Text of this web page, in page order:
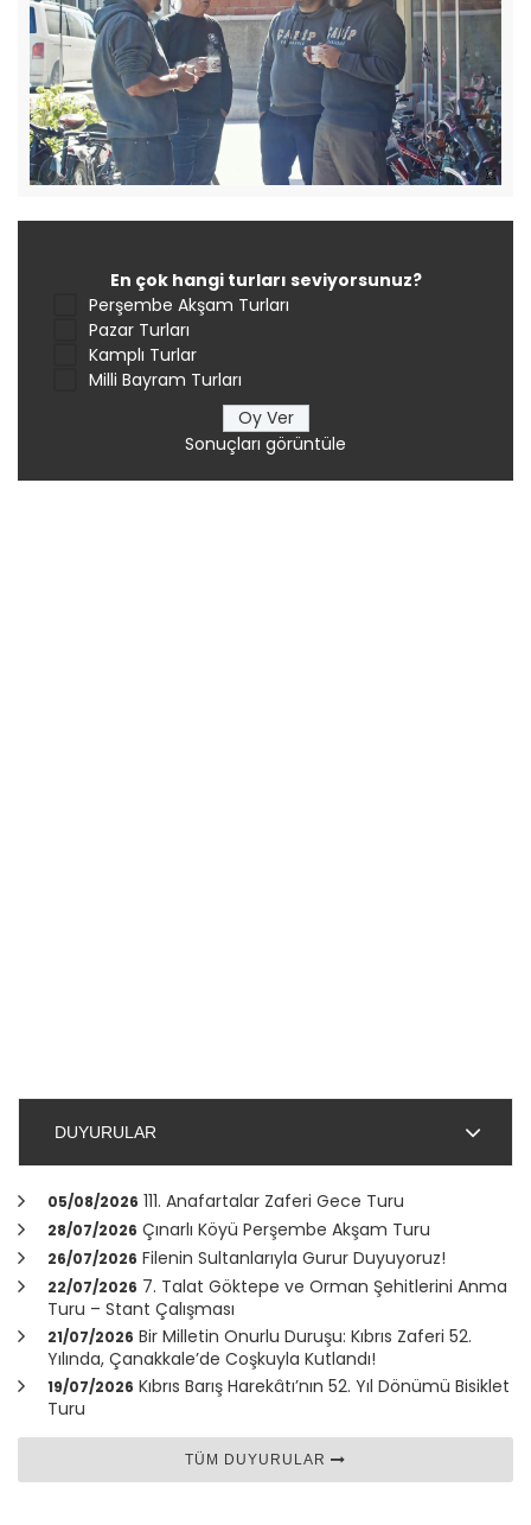
En çok hangi turları seviyorsunuz?
Perşembe Akşam Turları
Pazar Turları
Kamplı Turlar
Milli Bayram Turları
Sonuçları görüntüle
DUYURULAR
05/08/2026 111. Anafartalar Zaferi Gece Turu
28/07/2026 Çınarlı Köyü Perşembe Akşam Turu
26/07/2026 Filenin Sultanlarıyla Gurur Duyuyoruz!
22/07/2026 7. Talat Göktepe ve Orman Şehitlerini Anma
Turu – Stant Çalışması
21/07/2026 Bir Milletin Onurlu Duruşu: Kıbrıs Zaferi 52.
Yılında, Çanakkale’de Coşkuyla Kutlandı!
19/07/2026 Kıbrıs Barış Harekâtı’nın 52. Yıl Dönümü Bisiklet
Turu
TÜM DUYURULAR